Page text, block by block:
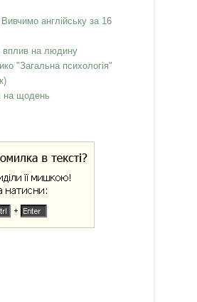
Вивчимо англійську за 16
вплив на людину
"Загальна психологія"
на щодень